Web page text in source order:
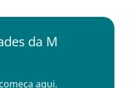
da M
aqui.